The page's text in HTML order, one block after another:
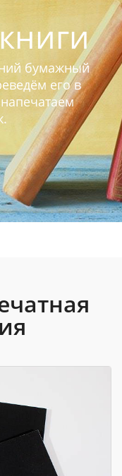
бумажный
его в